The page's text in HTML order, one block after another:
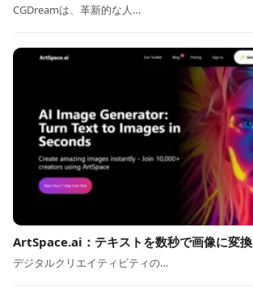
CGDreamは、革新的な人…
ArtSpace.ai：テキストを数秒で画像に変換
デジタルクリエイティビティの…